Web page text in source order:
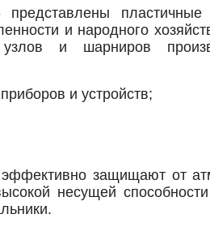
пластичные
и народного
и шарниров
и устройств;
защищают от
несущей